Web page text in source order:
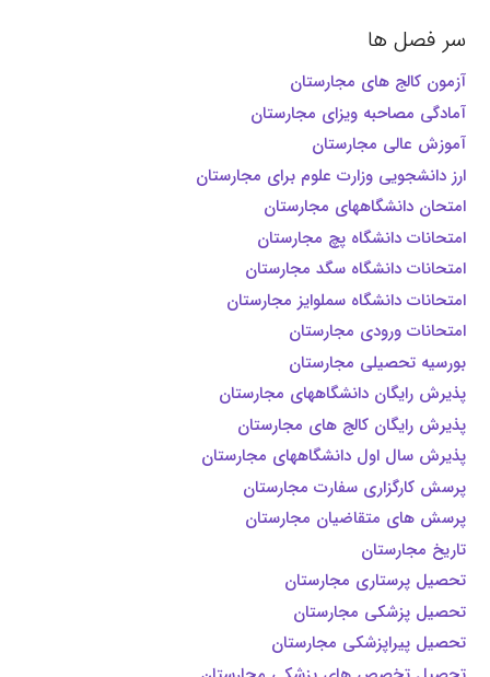
سر فصل ها
آزمون کالج های مجارستان
آمادگی مصاحبه ویزای مجارستان
آموزش عالی مجارستان
ارز دانشجویی وزارت علوم برای مجارستان
امتحان دانشگاههای مجارستان
امتحانات دانشگاه پچ مجارستان
امتحانات دانشگاه سگد مجارستان
امتحانات دانشگاه سملوایز مجارستان
امتحانات ورودی مجارستان
بورسیه تحصیلی مجارستان
پذیرش رایگان دانشگاههای مجارستان
پذیرش رایگان کالج های مجارستان
پذیرش سال اول دانشگاههای مجارستان
پرسش کارگزاری سفارت مجارستان
پرسش های متقاضیان مجارستان
تاریخ مجارستان
تحصیل پرستاری مجارستان
تحصیل پزشکی مجارستان
تحصیل پیراپزشکی مجارستان